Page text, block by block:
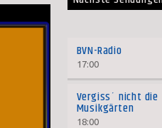
BVN-Radio
17:00
Vergiss´ nicht die
Musikgärten
18:00